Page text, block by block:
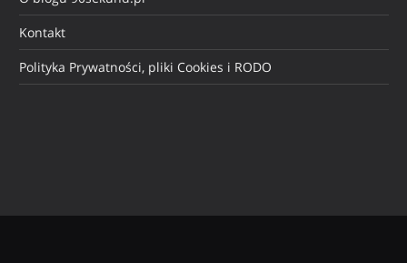
Kontakt
Polityka Prywatności, pliki Cookies i RODO